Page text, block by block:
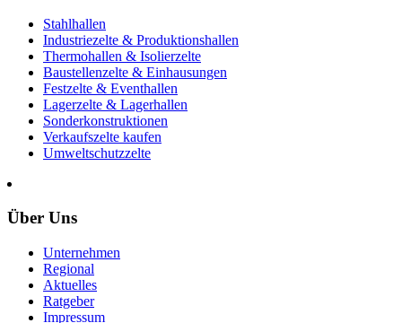
Stahlhallen
Industriezelte & Produktionshallen
Thermohallen & Isolierzelte
Baustellenzelte & Einhausungen
Festzelte & Eventhallen
Lagerzelte & Lagerhallen
Sonderkonstruktionen
Verkaufszelte kaufen
Umweltschutzzelte
Über Uns
Unternehmen
Regional
Aktuelles
Ratgeber
Impressum